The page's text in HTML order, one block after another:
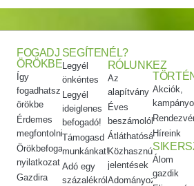
FOGADJ
ÖRÖKBE
Így
fogadhatsz
örökbe
Érdemes
megfontolni
Örökbefogadói
nyilatkozat
Gazdira
SEGÍTENÉL?
Legyél
önkéntes
Legyél
ideiglenes
befogadó!
Támogasd
munkánkat!
Adó egy
százalékról
RÓLUNK
Az
alapítvány
Éves
beszámolók
Átláthatóság
Közhasznúsági
jelentések
Adományozási
EZ
Akciók,
Híreink
Álom
gazdik